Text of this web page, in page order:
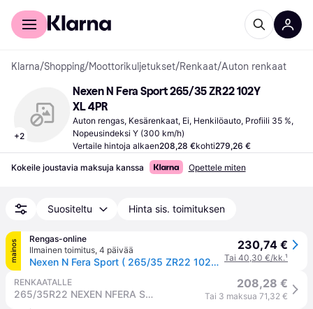
Kuluttajille
Klarna/Shopping/Moottorikuljetukset/Renkaat/Auton renkaat
+2
Nexen N Fera Sport 265/35 ZR22 102Y
XL 4PR
Auton rengas, Kesärenkaat, Ei, Henkilöauto, Profiili 35 %,
Nopeusindeksi Y (300 km/h)
Vertaile hintoja alkaen208,28 €kohti279,26 €
Kokeile joustavia maksuja kanssa Opettele miten
Suositeltu Hinta sis. toimituksen
mainos
Rengas-online
Ilmainen toimitus, 4 päivää
Nexen N Fera Sport ( 265/35 ZR22 102Y XL 4PR RPB )
230,74 €
Tai 40,30 €/kk.¹
RENKAATALLE
265/35R22 NEXEN NFERA SPORT 102Y XL (EU)
208,28 €
Tai 3 maksua 71,32 €